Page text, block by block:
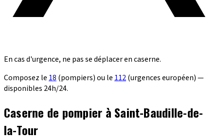
En cas d'urgence, ne pas se déplacer en caserne.
Composez le 18 (pompiers) ou le 112(urgences européen) —
disponibles 24h/24.
Caserne de pompier à Saint-Baudille-de-
la-Tour